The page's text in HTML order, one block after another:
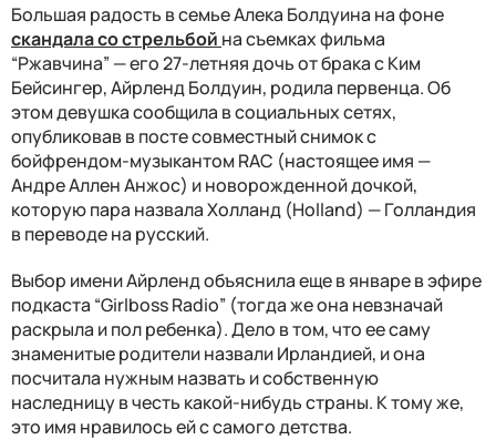
Большая радость в семье Алека Болдуина на фоне
скандала со стрельбой на съемках фильма
“Ржавчина” — его 27-летняя дочь от брака с Ким
Бейсингер, Айрленд Болдуин, родила первенца. Об
этом девушка сообщила в социальных сетях,
опубликовав в посте совместный снимок с
бойфрендом-музыкантом RAC (настоящее имя —
Андре Аллен Анжос) и новорожденной дочкой,
которую пара назвала Холланд (Holland) — Голландия
в переводе на русский.
Выбор имени Айрленд объяснила еще в январе в эфире
подкаста “Girlboss Radio” (тогда же она невзначай
раскрыла и пол ребенка). Дело в том, что ее саму
знаменитые родители назвали Ирландией, и она
посчитала нужным назвать и собственную
наследницу в честь какой-нибудь страны. К тому же,
это имя нравилось ей с самого детства.